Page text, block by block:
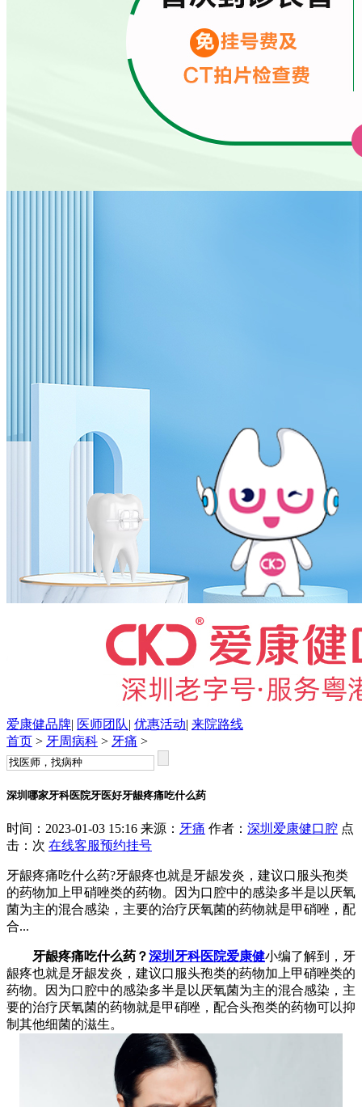
爱康健品牌| 医师团队| 优惠活动| 来院路线
首页 > 牙周病科 > 牙痛 >
深圳哪家牙科医院牙医好牙龈疼痛吃什么药
时间：2023-01-03 15:16 来源： 牙痛 作者： 深圳爱康健口腔 点
击： 次 在线客服预约挂号
牙龈疼痛吃什么药?牙龈疼也就是牙龈发炎，建议口服头孢类
的药物加上甲硝唑类的药物。因为口腔中的感染多半是以厌氧
菌为主的混合感染，主要的治疗厌氧菌的药物就是甲硝唑，配
合...
牙龈疼痛吃什么药？深圳牙科医院爱康健小编了解到，牙
龈疼也就是牙龈发炎，建议口服头孢类的药物加上甲硝唑类的
药物。因为口腔中的感染多半是以厌氧菌为主的混合感染，主
要的治疗厌氧菌的药物就是甲硝唑，配合头孢类的药物可以抑
制其他细菌的滋生。